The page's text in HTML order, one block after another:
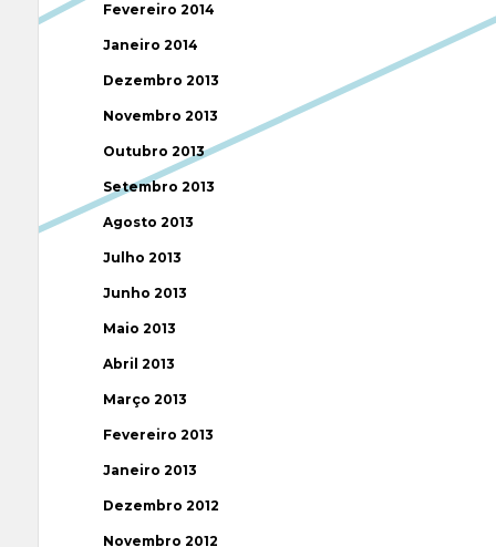
Fevereiro 2014
Janeiro 2014
Dezembro 2013
Novembro 2013
Outubro 2013
Setembro 2013
Agosto 2013
Julho 2013
Junho 2013
Maio 2013
Abril 2013
Março 2013
Fevereiro 2013
Janeiro 2013
Dezembro 2012
Novembro 2012